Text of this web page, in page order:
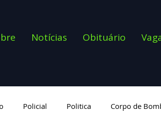
Notícias Obituário
Policial Politica Corpo de